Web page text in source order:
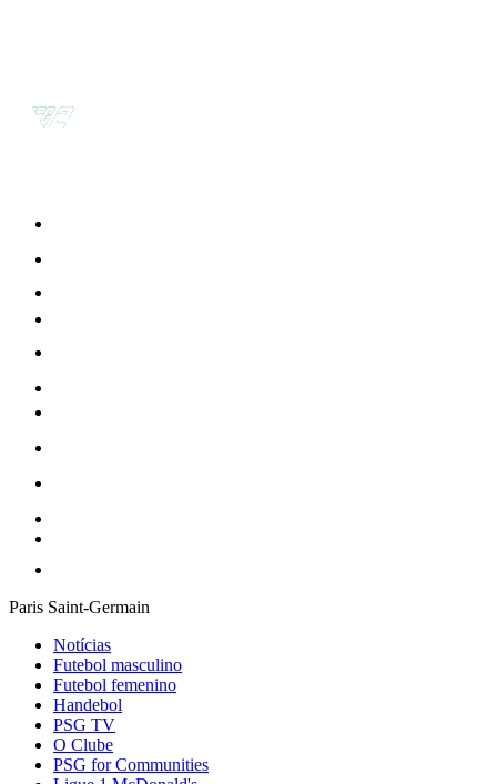
Paris Saint-Germain
Notícias
Futebol masculino
Futebol femenino
Handebol
PSG TV
O Clube
PSG for Communities